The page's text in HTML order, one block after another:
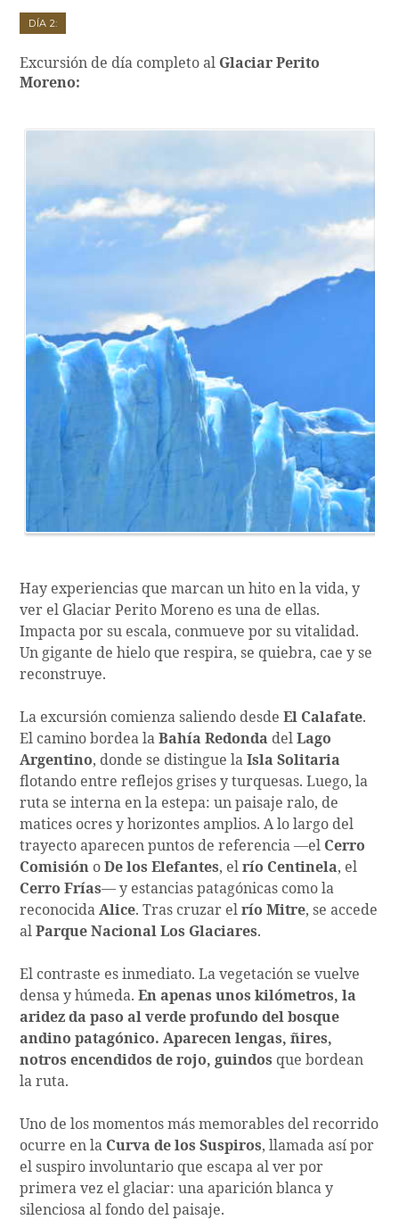
Día 2:
Excursión de día completo al Glaciar Perito
Moreno:
Hay experiencias que marcan un hito en la vida, y
ver el Glaciar Perito Moreno es una de ellas.
Impacta por su escala, conmueve por su vitalidad.
Un gigante de hielo que respira, se quiebra, cae y se
reconstruye.
La excursión comienza saliendo desdeEl Calafate.
El camino bordea laBahía Redonda delLago
Argentino, donde se distingue laIsla Solitaria
flotando entre reflejos grises y turquesas. Luego, la
ruta se interna en la estepa: un paisaje ralo, de
matices ocres y horizontes amplios. A lo largo del
trayecto aparecen puntos de referencia —el Cerro
Comisión oDe los Elefantes, elrío Centinela, el
Cerro Frías— y estancias patagónicas como la
reconocidaAlice. Tras cruzar elrío Mitre, se accede
alParque Nacional Los Glaciares.
El contraste es inmediato. La vegetación se vuelve
densa y húmeda.En apenas unos kilómetros, la
aridez da paso al verde profundo del bosque
andino patagónico. Aparecen lengas, ñires,
notros encendidos de rojo, guindos que bordean
la ruta.
Uno de los momentos más memorables del recorrido
ocurre en la Curva de los Suspiros, llamada así por
el suspiro involuntario que escapa al ver por
primera vez el glaciar: una aparición blanca y
silenciosa al fondo del paisaje.